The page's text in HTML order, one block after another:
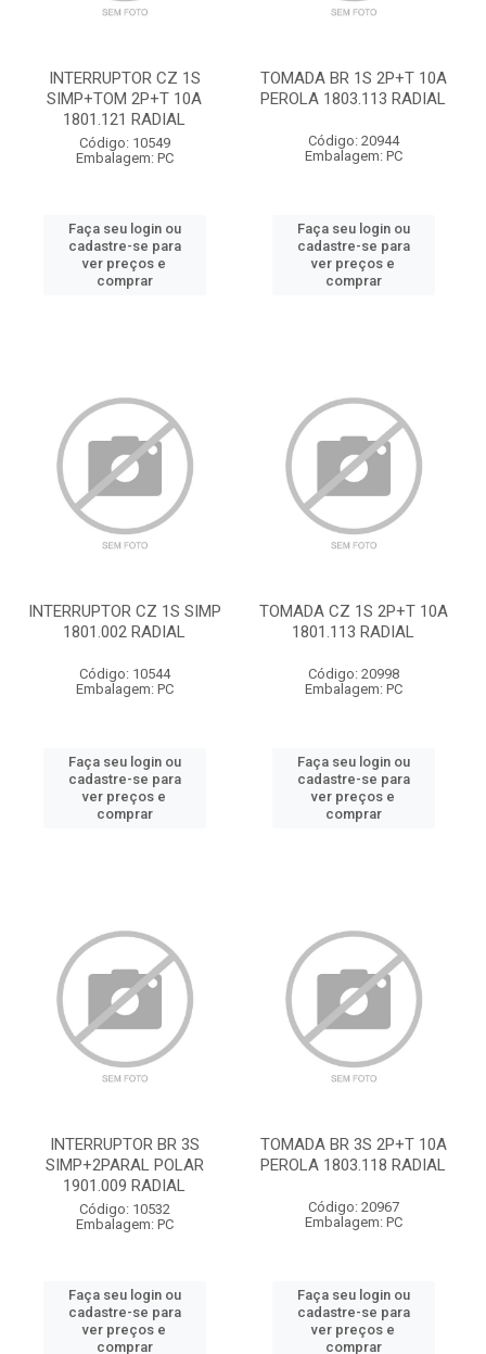
INTERRUPTOR CZ 1S
SIMP+TOM 2P+T 10A
1801.121 RADIAL
Código: 10549
Embalagem: PC
Faça seu login ou
cadastre-se para
ver preços e
comprar
TOMADA BR 1S 2P+T 10A
PEROLA 1803.113 RADIAL
Código: 20944
Embalagem: PC
Faça seu login ou
cadastre-se para
ver preços e
comprar
INTERRUPTOR CZ 1S SIMP
1801.002 RADIAL
Código: 10544
Embalagem: PC
Faça seu login ou
cadastre-se para
ver preços e
comprar
TOMADA CZ 1S 2P+T 10A
1801.113 RADIAL
Código: 20998
Embalagem: PC
Faça seu login ou
cadastre-se para
ver preços e
comprar
INTERRUPTOR BR 3S
SIMP+2PARAL POLAR
1901.009 RADIAL
Código: 10532
Embalagem: PC
Faça seu login ou
cadastre-se para
ver preços e
comprar
TOMADA BR 3S 2P+T 10A
PEROLA 1803.118 RADIAL
Código: 20967
Embalagem: PC
Faça seu login ou
cadastre-se para
ver preços e
comprar